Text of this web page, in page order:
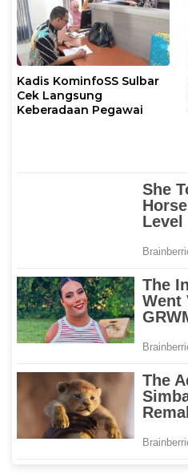
Kadis KominfoSS Sulbar
Cek Langsung
Keberadaan Pegawai